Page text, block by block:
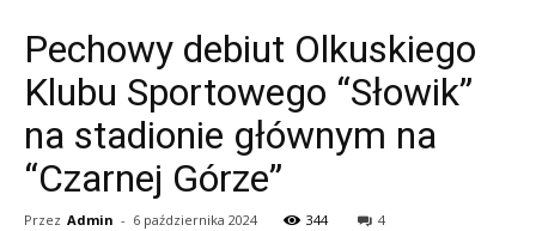
Pechowy debiut Olkuskiego
Klubu Sportowego “Słowik”
na stadionie głównym na
“Czarnej Górze”
Przez Admin - 6 października 2024 344 4